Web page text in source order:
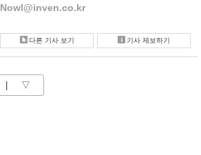
Nowl@inven.co.kr
다른 기사 보기 기사 제보하기
| ▽